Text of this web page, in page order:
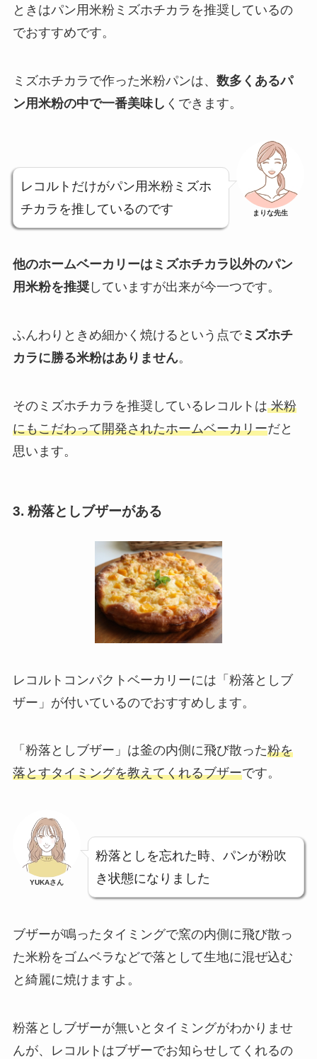
ときはパン用米粉ミズホチカラを推奨しているの
でおすすめです。
ミズホチカラで作った米粉パンは、 数多くあるパ
ン用米粉の中で一番美味し くできます。
レコルトだけがパン用米粉ミズホ
チカラを推しているのです
まりな先生
他のホームベーカリーはミズホチカラ以外のパン
用米粉を推奨していますが出来が今一つです。
ふんわりときめ細かく焼けるという点でミズホチ
カラに勝る米粉はありません。
そのミズホチカラを推奨しているレコルトは米粉
にもこだわって開発されたホームベーカリーだと
思います。
3. 粉落としブザーがある
レコルトコンパクトベーカリーには 「粉落としブ
ザー」が付いているのでおすすめします。
「粉落としブザー」は釜の内側に飛び散った粉を
落とすタイミングを教えてくれるブザーです。
YUKAさん
粉落としを忘れた時、パンが粉吹
き状態になりました
ブザーが鳴ったタイミングで窯の内側に飛び散っ
た米粉をゴムベラなどで落として生地に混ぜ込む
と綺麗に焼けますよ。
粉落としブザーが無いとタイミングがわかりませ
んが、レコルトはブザーでお知らせしてくれるの